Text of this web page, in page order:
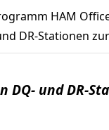
HAM
DR-Stationen
und DR-